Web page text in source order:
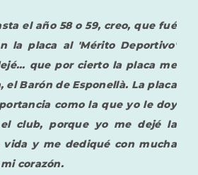
el año 58 o 59, creo, que fué
la placa al 'Mérito Deportivo'
que por cierto la placa me
el Barón de Esponellà. La placa
como la que yo le doy
club, porque yo me dejé la
vida y me dediqué con mucha
corazón.